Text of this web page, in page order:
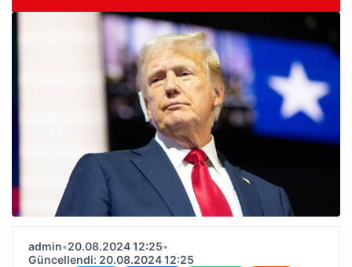
admin•20.08.2024 12:25•
Güncellendi: 20.08.2024 12:25